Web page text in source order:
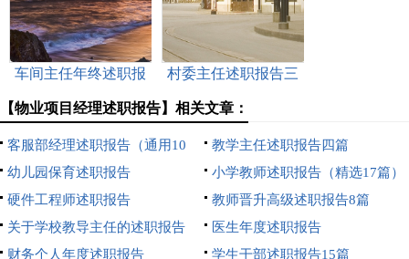
车间主任年终述职报
村委主任述职报告三
【物业项目经理述职报告】相关文章：
客服部经理述职报告（通用10
篇）
教学主任述职报告四篇
幼儿园保育述职报告
小学教师述职报告（精选17篇）
硬件工程师述职报告
教师晋升高级述职报告8篇
关于学校教导主任的述职报告
医生年度述职报告
财务个人年度述职报告
学生干部述职报告15篇